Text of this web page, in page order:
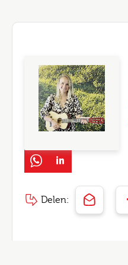
Delen: